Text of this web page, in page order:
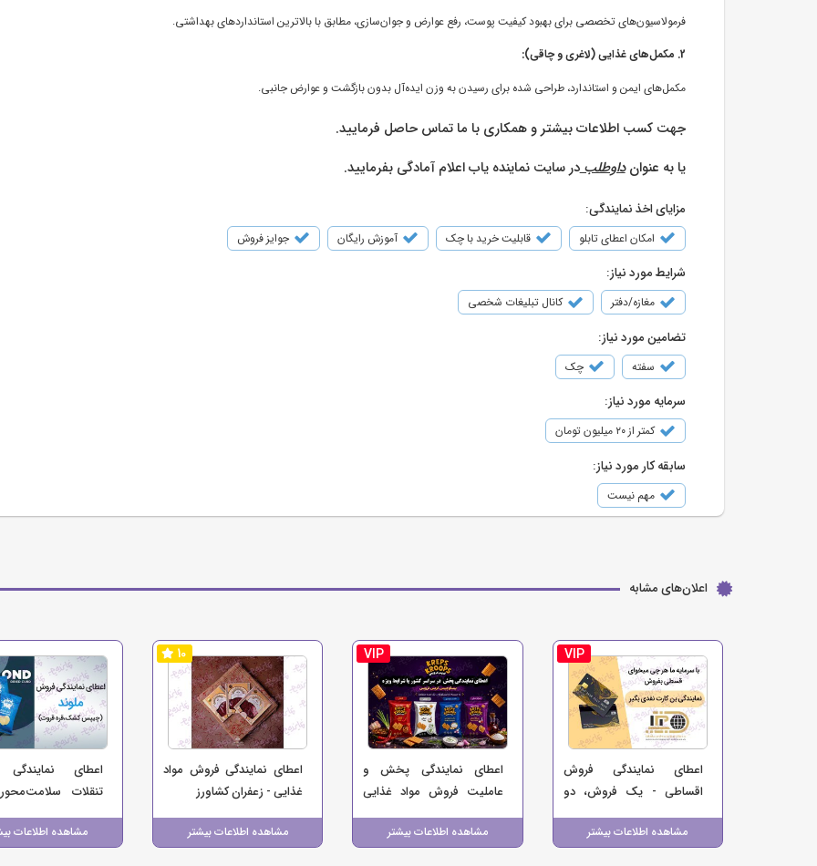
فرمولاسیون‌های تخصصی برای بهبود کیفیت پوست، رفع عوارض و جوان‌سازی، مطابق با بالاترین استانداردهای بهداشتی.
2. مکمل‌های غذایی (لاغری و چاقی):
مکمل‌های ایمن و استاندارد، طراحی شده برای رسیدن به وزن ایده‌آل بدون بازگشت و عوارض جانبی.
جهت کسب اطلاعات بیشتر و همکاری با ما تماس حاصل فرمایید.
یا به عنوانداوطلبدر سایت نماینده یاب اعلام آمادگی بفرمایید.
مزایای اخذ نمایندگی:
امکان اعطای تابلو قابلیت خرید با چک آموزش رایگان جوایز فروش
شرایط مورد نیاز:
مغازه/دفتر کانال تبلیغات شخصی
تضامین مورد نیاز:
سفته چک
سرمایه مورد نیاز:
کمتر از ۲۰ میلیون تومان
سابقه کار مورد نیاز:
مهم نیست
اعلان‌های مشابه
VIP
اعطای نمایندگی فروش
اقساطی - یک فروش، دو
منبع درآمد برای کسب‌وکار
شمامشاهده اطلاعات بیشتر
VIP
اعطای نمایندگی پخش و
عاملیت فروش مواد غذایی
کرپس کروپس (چیپس،
بیسکو چیپس)
مشاهده اطلاعات بیشتر
10
اعطای نمایندگی فروش مواد
غذایی - زعفران کشاورز
مشاهده اطلاعات بیشتر
اعطای
تنقلات
(چیپس کشک و
مشاهده اطلاعات